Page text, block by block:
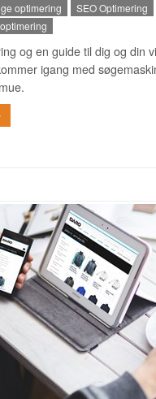
optimering
SEO Optimering
og en guide til dig og din
igang med